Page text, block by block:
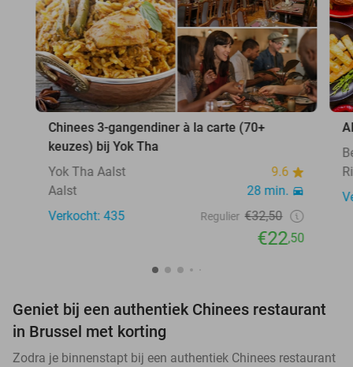
Chinees 3-gangendiner à la carte (70+
keuzes) bij Yok Tha
Yok Tha Aalst
9.6
Aalst
28 min.
Verkocht: 435
Regulier €32,50
€22,50
Geniet bij een authentiek Chinees restaurant
in Brussel met korting
Zodra je binnenstapt bij een authentiek Chinees restaurant